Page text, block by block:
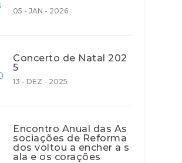
05 - JAN - 2026
Concerto de Natal 202
5
13 - DEZ - 2025
Encontro Anual das As
sociações de Reforma
dos voltou a encher a s
ala e os corações